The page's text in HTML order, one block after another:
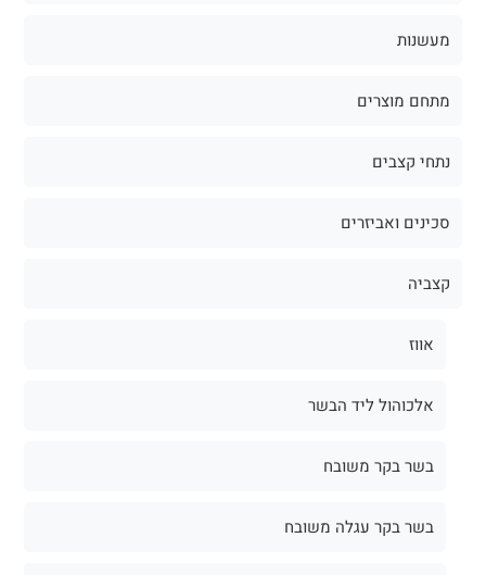
מעשנות
מתחם מוצרים
נתחי קצבים
סכינים ואביזרים
קצביה
אווז
אלכוהול ליד הבשר
בשר בקר משובח
בשר בקר עגלה משובח